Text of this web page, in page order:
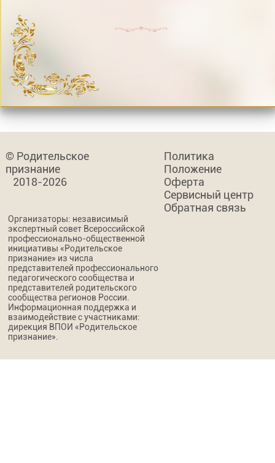
© Родительское
признание
2018-2026
Политика
Положение
Оферта
Сервисный центр
Обратная связь
Организаторы: независимый
экспертный совет Всероссийской
профессионально-общественной
инициативы «Родительское
признание» из числа
представителей профессионального
педагогического сообщества и
представителей родительского
сообщества регионов России.
Информационная поддержка и
взаимодействие с участниками:
дирекция ВПОИ «Родительское
признание».